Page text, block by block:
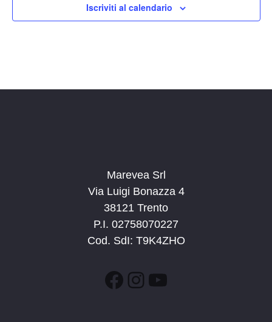
Iscriviti al calendario
Marevea Srl
Via Luigi Bonazza 4
38121 Trento
P.I. 02758070227
Cod. SdI: T9K4ZHO
Facebook
Instagram
YouTube